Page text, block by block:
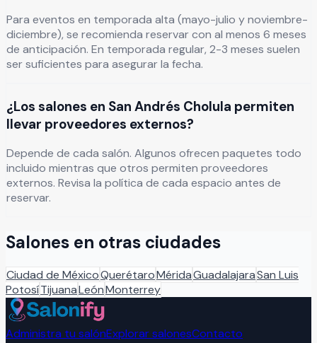
Para eventos en temporada alta (mayo-julio y noviembre-
diciembre), se recomienda reservar con al menos 6 meses
de anticipación. En temporada regular, 2-3 meses suelen
ser suficientes para asegurar la fecha.
¿Los salones en San Andrés Cholula permiten
llevar proveedores externos?
Depende de cada salón. Algunos ofrecen paquetes todo
incluido mientras que otros permiten proveedores
externos. Revisa la política de cada espacio antes de
reservar.
Salones en otras ciudades
Ciudad de MéxicoQuerétaroMéridaGuadalajaraSan Luis
PotosíTijuanaLeónMonterrey
Administra tu salónExplorar salonesContacto